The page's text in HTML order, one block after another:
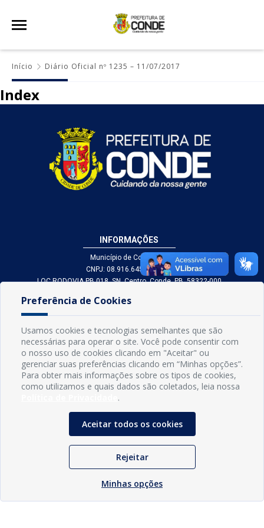
Início Diário Oficial nº 1235 – 11/07/2017
Index
INFORMAÇÕES
Município de Conde - PB
CNPJ: 08.916.645/0001-80
LOC RODOVIA PB 018, SN, Centro, Conde, PB, 58322-000
gabinetedaprefeita@conde.pb.gov.br
Exp: Segunda a sexta, das 8h às 14h.
© Prefeitura Municipal do Conde | Desenvolvido porSogo Tecnologia
Preferência de Cookies
Usamos cookies e tecnologias semelhantes que são
necessárias para operar o site. Você pode consentir com
o nosso uso de cookies clicando em "Aceitar" ou
gerenciar suas preferências clicando em “Minhas opções”.
Para obter mais informações sobre os tipos de cookies,
como utilizamos e quais dados são coletados, leia nossa
.
Aceitar todos os cookies
Rejeitar
Minhas opções